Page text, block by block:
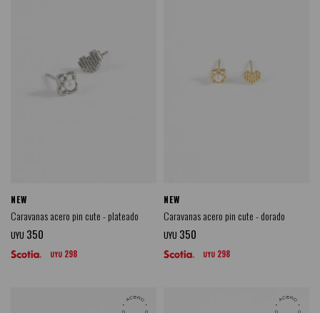
NEW
Caravanas acero pin cute - plateado
UYU 350
UYU 298
NEW
Caravanas acero pin cute - dorado
UYU 350
UYU 298